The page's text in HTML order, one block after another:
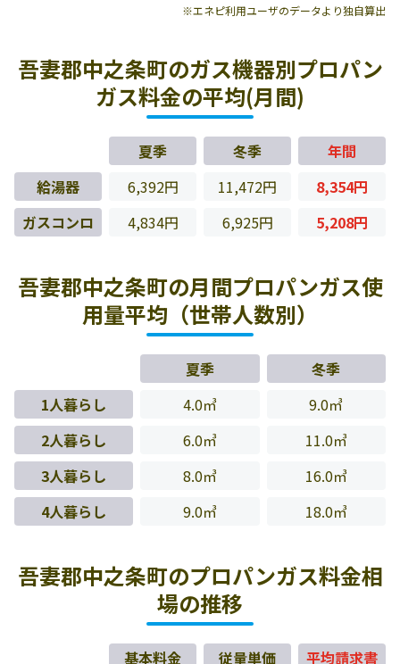
※エネピ利用ユーザのデータより独自算出
吾妻郡中之条町のガス機器別プロパン
ガス料金の平均(月間)
夏季 冬季
年間
給湯器
6,392円 11,472円
8,354円
ガスコンロ
4,834円 6,925円 5,208円
吾妻郡中之条町の月間プロパンガス使
用量平均（世帯人数別）
夏季
冬季
1人暮らし
4.0㎥
9.0㎥
2人暮らし
6.0㎥
11.0㎥
3人暮らし
8.0㎥
16.0㎥
4人暮らし
9.0㎥ 18.0㎥
吾妻郡中之条町のプロパンガス料金相
場の推移
基本料金 従量単価
平均請求書